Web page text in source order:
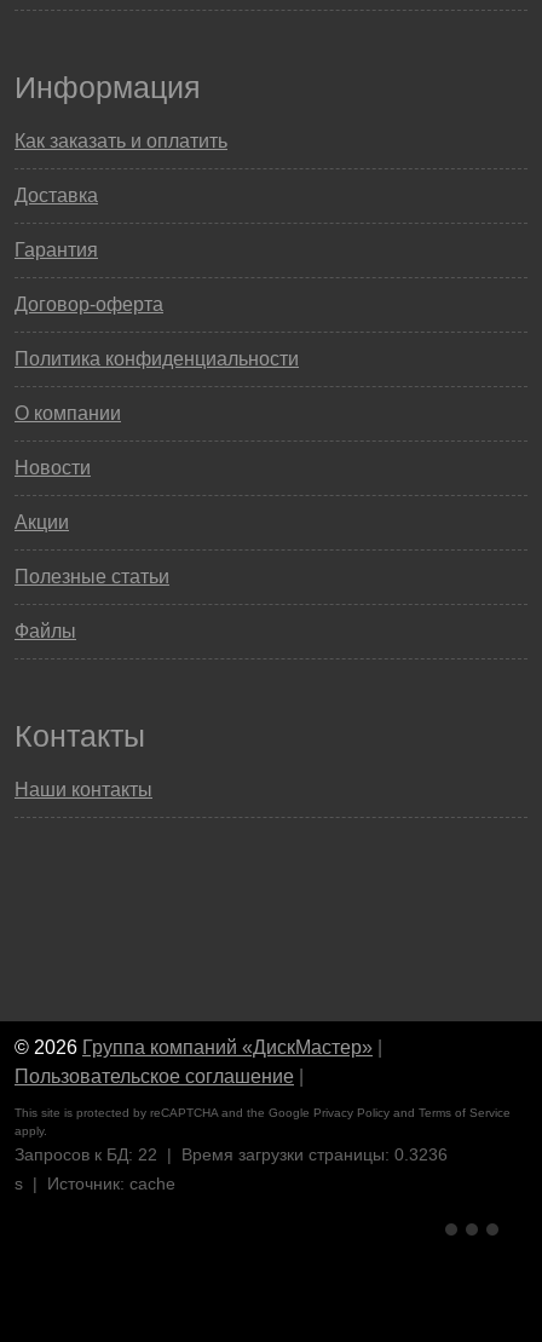
Информация
Как заказать и оплатить
Доставка
Гарантия
Договор-оферта
Политика конфиденциальности
О компании
Новости
Акции
Полезные статьи
Файлы
Контакты
Наши контакты
© 2026 Группа компаний «ДискМастер»
Пользовательское соглашение
This site is protected by reCAPTCHA and the Google Privacy Policy and Terms of Service
apply.
Запросов к БД: 22 | Время загрузки страницы: 0.3236
s | Источник: cache